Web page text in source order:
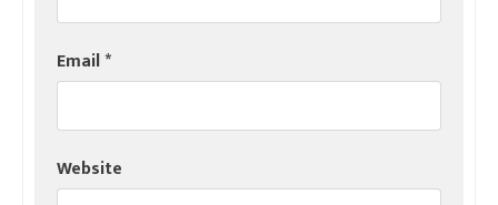
Email*
Website